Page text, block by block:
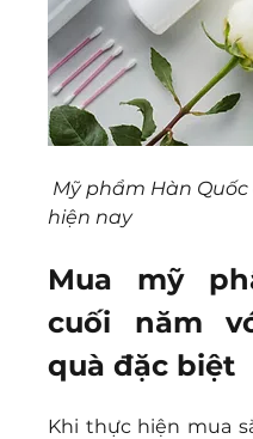
Mỹ phẩm Hàn
hiện nay
Mua mỹ
cuối năm
quà đặc biệt
Khi thực hiện mua